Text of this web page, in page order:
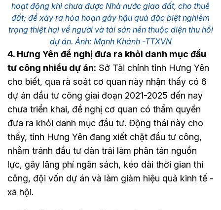
hoạt động khi chưa được Nhà nước giao đất, cho thuê
đất; để xảy ra hỏa hoạn gây hậu quả đặc biệt nghiêm
trọng thiệt hại về người và tài sản nên thuộc diện thu hồi
dự án. Ảnh: Mạnh Khánh -TTXVN
4. Hưng Yên đề nghị đưa ra khỏi danh mục đầu
tư công nhiều dự án: Sở Tài chính tỉnh Hưng Yên
cho biết, qua rà soát cơ quan này nhận thấy có 6
dự án đầu tư công giai đoạn 2021-2025 đến nay
chưa triển khai, đề nghị cơ quan có thẩm quyền
đưa ra khỏi danh mục đầu tư. Động thái này cho
thấy, tỉnh Hưng Yên đang xiết chặt đầu tư công,
nhằm tránh đầu tư dàn trải làm phân tán nguồn
lực, gây lãng phí ngân sách, kéo dài thời gian thi
công, đội vốn dự án và làm giảm hiệu quả kinh tế -
xã hội.